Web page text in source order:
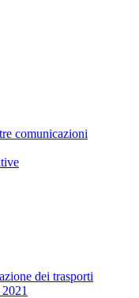
comunicazioni
dei trasporti